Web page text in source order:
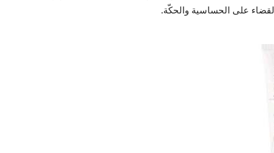
القضاء على الحساسية والحكّة.